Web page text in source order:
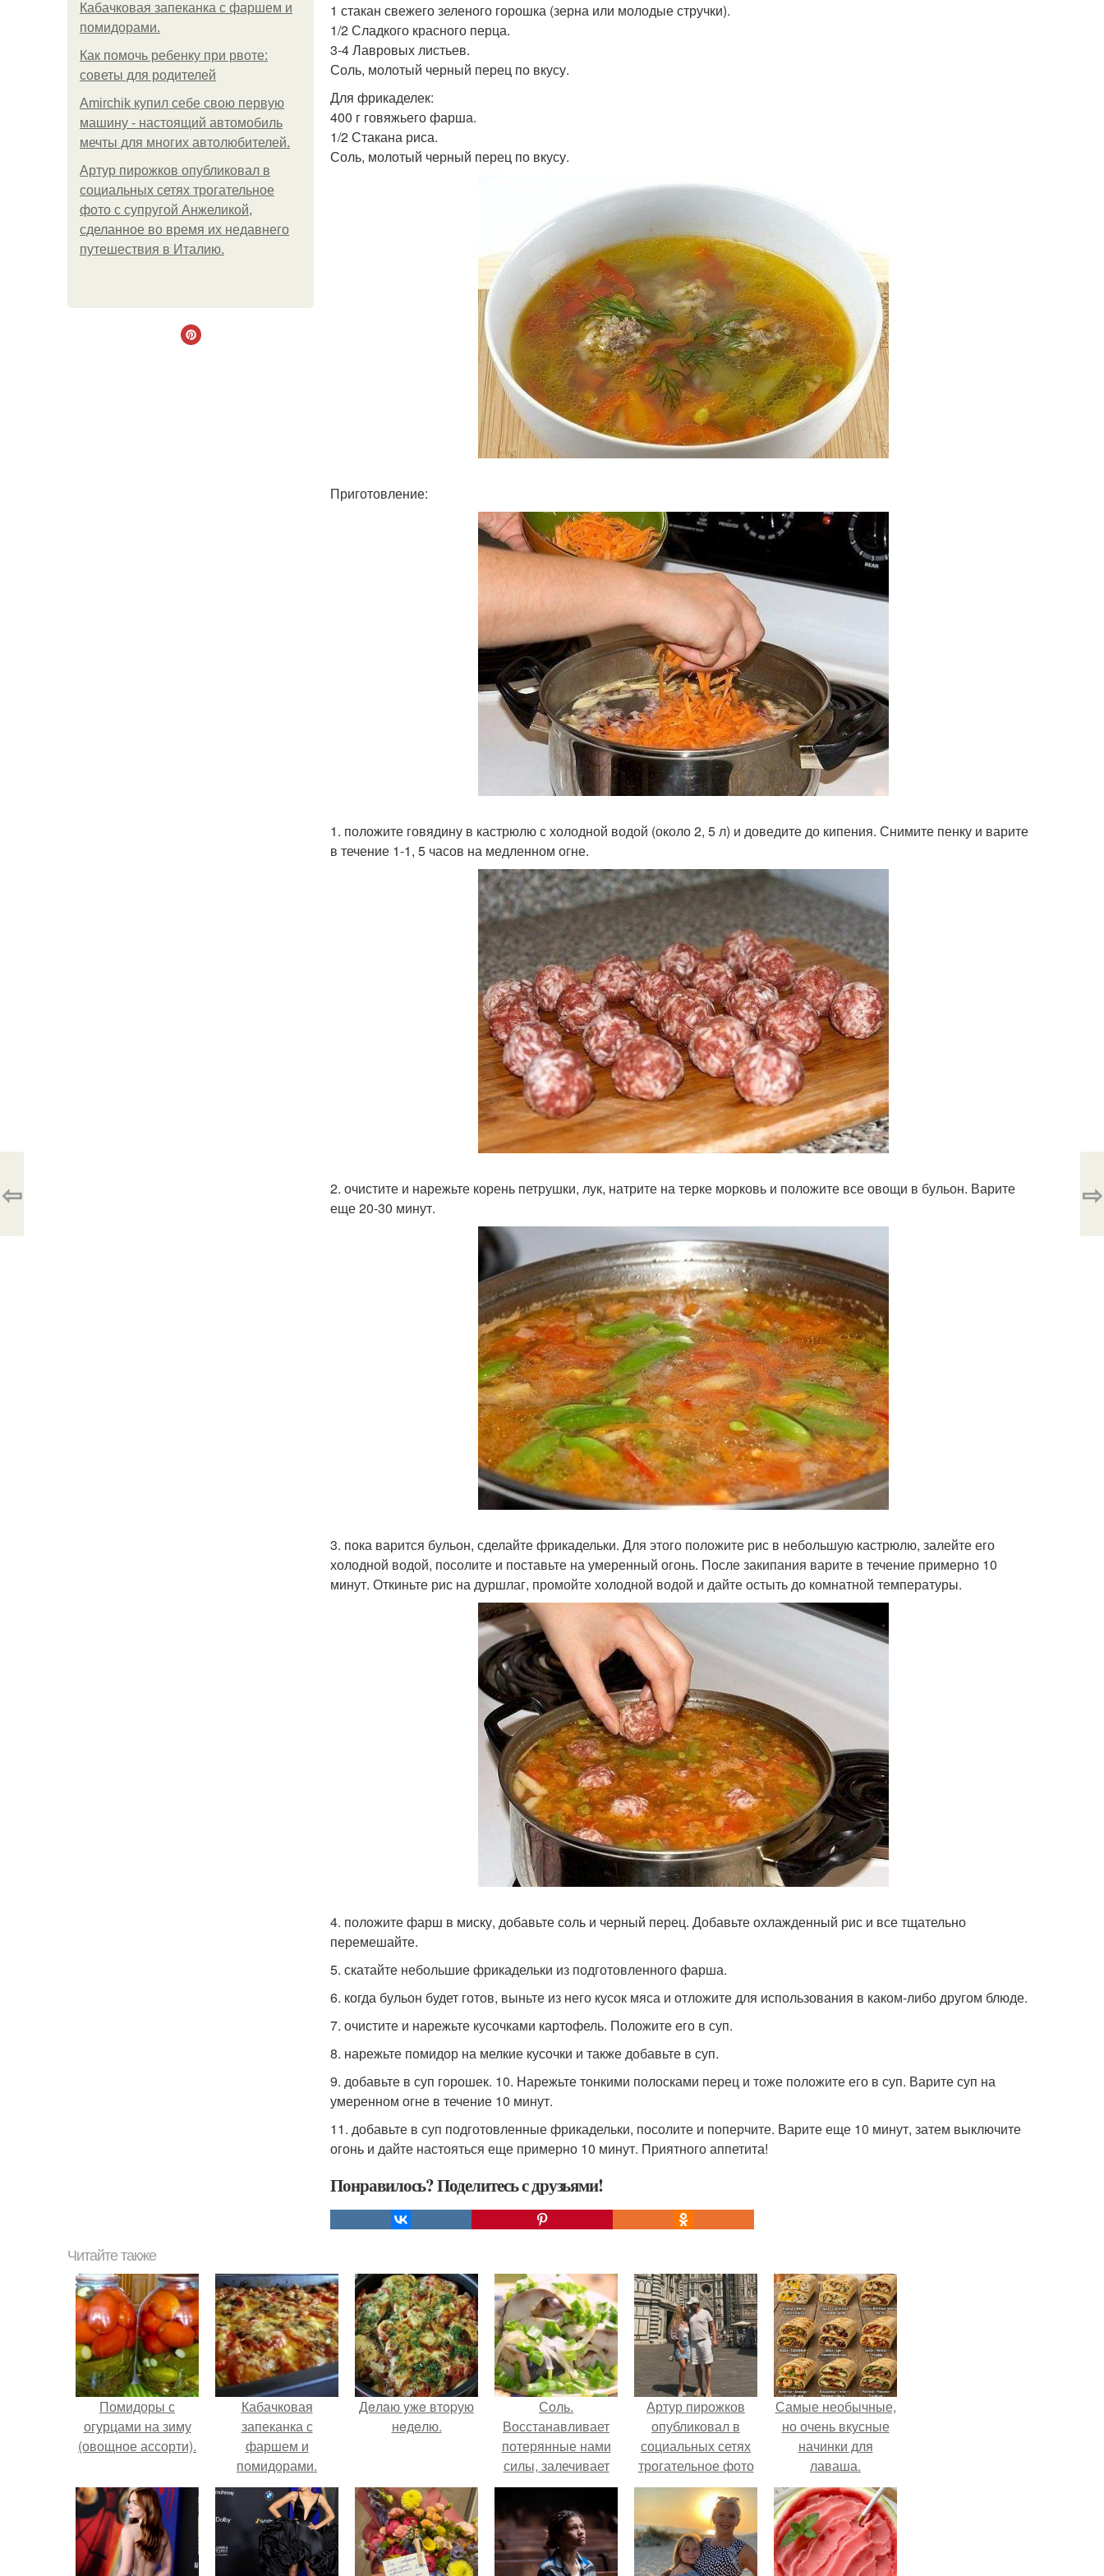
Кабачковая запеканка с фаршем и
помидорами.
Как помочь ребенку при рвоте:
советы для родителей
Amirchik купил себе свою первую
машину - настоящий автомобиль
мечты для многих автолюбителей.
Артур пирожков опубликовал в
социальных сетях трогательное
фото с супругой Анжеликой,
сделанное во время их недавнего
путешествия в Италию.
1 стакан свежего зеленого горошка (зерна или молодые стручки).
1/2 Сладкого красного перца.
3-4 Лавровых листьев.
Соль, молотый черный перец по вкусу.
Для фрикаделек:
400 г говяжьего фарша.
1/2 Стакана риса.
Соль, молотый черный перец по вкусу.
Приготовление:
1. положите говядину в кастрюлю с холодной водой (около 2, 5 л) и доведите до кипения. Снимите пенку и варите
в течение 1-1, 5 часов на медленном огне.
2. очистите и нарежьте корень петрушки, лук, натрите на терке морковь и положите все овощи в бульон. Варите
еще 20-30 минут.
3. пока варится бульон, сделайте фрикадельки. Для этого положите рис в небольшую кастрюлю, залейте его
холодной водой, посолите и поставьте на умеренный огонь. После закипания варите в течение примерно 10
минут. Откиньте рис на дуршлаг, промойте холодной водой и дайте остыть до комнатной температуры.
4. положите фарш в миску, добавьте соль и черный перец. Добавьте охлажденный рис и все тщательно
перемешайте.
5. скатайте небольшие фрикадельки из подготовленного фарша.
6. когда бульон будет готов, выньте из него кусок мяса и отложите для использования в каком-либо другом блюде.
7. очистите и нарежьте кусочками картофель. Положите его в суп.
8. нарежьте помидор на мелкие кусочки и также добавьте в суп.
9. добавьте в суп горошек. 10. Нарежьте тонкими полосками перец и тоже положите его в суп. Варите суп на
умеренном огне в течение 10 минут.
11. добавьте в суп подготовленные фрикадельки, посолите и поперчите. Варите еще 10 минут, затем выключите
огонь и дайте настояться еще примерно 10 минут. Приятного аппетита!
Понравилось? Поделитесь с друзьями!
⇦ ⇨
Читайте также
Помидоры с
огурцами на зиму
(овощное ассорти).
Кабачковая
запеканка с
фаршем и
помидорами.
Дeлaю yжe втopую
нeдeлю.
Соль.
Восстанавливает
потерянные нами
силы, залечивает
дыры в астральном
теле.
Артур пирожков
опубликовал в
социальных сетях
трогательное фото
с супругой
Анжеликой,
сделанное во
время их недавнего
путешествия в
Самые необычные,
но очень вкусные
начинки для
лаваша.